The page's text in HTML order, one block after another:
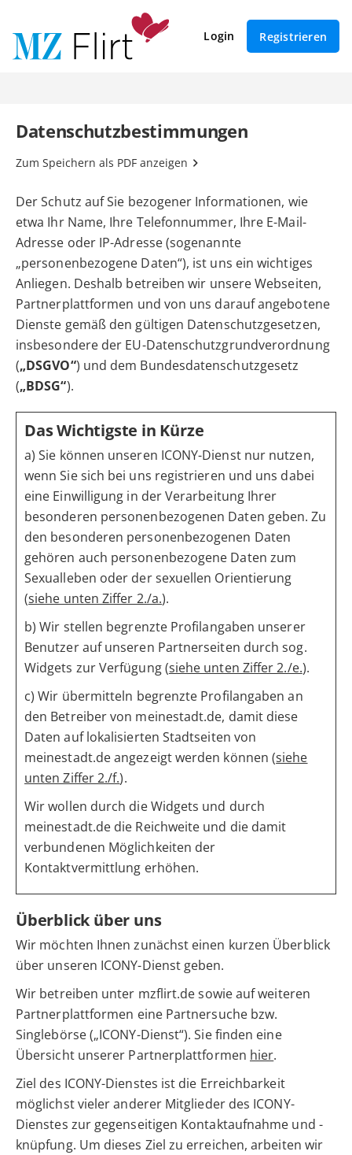
Login Registrieren
Datenschutzbestimmungen
Zum Speichern als PDF anzeigen
Der Schutz auf Sie bezogener Informationen, wie
etwa Ihr Name, Ihre Telefonnummer, Ihre E-Mail-
Adresse oder IP-Adresse (sogenannte
„personenbezogene Daten“), ist uns ein wichtiges
Anliegen. Deshalb betreiben wir unsere Webseiten,
Partnerplattformen und von uns darauf angebotene
Dienste gemäß den gültigen Datenschutzgesetzen,
insbesondere der EU-Datenschutzgrundverordnung
(„DSGVO“) und dem Bundesdatenschutzgesetz
(„BDSG“).
Das Wichtigste in Kürze
a) Sie können unseren ICONY-Dienst nur nutzen,
wenn Sie sich bei uns registrieren und uns dabei
eine Einwilligung in der Verarbeitung Ihrer
besonderen personenbezogenen Daten geben. Zu
den besonderen personenbezogenen Daten
gehören auch personenbezogene Daten zum
Sexualleben oder der sexuellen Orientierung
(siehe unten Ziffer 2./a.).
b) Wir stellen begrenzte Profilangaben unserer
Benutzer auf unseren Partnerseiten durch sog.
Widgets zur Verfügung (siehe unten Ziffer 2./e.).
c) Wir übermitteln begrenzte Profilangaben an
den Betreiber von meinestadt.de, damit diese
Daten auf lokalisierten Stadtseiten von
meinestadt.de angezeigt werden können (siehe
unten Ziffer 2./f.).
Wir wollen durch die Widgets und durch
meinestadt.de die Reichweite und die damit
verbundenen Möglichkeiten der
Kontaktvermittlung erhöhen.
Überblick über uns
Wir möchten Ihnen zunächst einen kurzen Überblick
über unseren ICONY-Dienst geben.
Wir betreiben unter mzflirt.de sowie auf weiteren
Partnerplattformen eine Partnersuche bzw.
Singlebörse („ICONY-Dienst“). Sie finden eine
Übersicht unserer Partnerplattformen hier.
Ziel des ICONY-Dienstes ist die Erreichbarkeit
möglichst vieler anderer Mitglieder des ICONY-
Dienstes zur gegenseitigen Kontaktaufnahme und -
knüpfung. Um dieses Ziel zu erreichen, arbeiten wir